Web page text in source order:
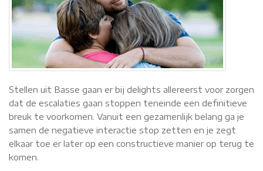
Stellen uit Basse gaan er bij delights allereerst voor zorgen
dat de escalaties gaan stoppen teneinde een definitieve
breuk te voorkomen. Vanuit een gezamenlijk belang ga je
samen de negatieve interactie stop zetten en je zegt
elkaar toe er later op een constructieve manier op terug te
komen.